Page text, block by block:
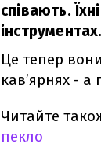
співають.
інструментах.
Це тепер
кав’ярнях - а
Читайте
пекло